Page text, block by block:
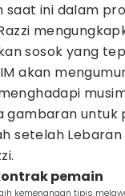
saat ini dalam
sosok yang
akan
gambaran untuk
setelah
pemain
kemenangan tipis